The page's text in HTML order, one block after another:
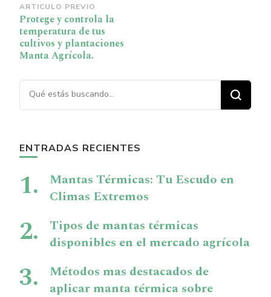
Navegación
de
publicación
ARTICULO PREVIO
Protege y controla la
temperatura de tus
cultivos y plantaciones
Manta Agrícola.
¿Buscas algo?
ENTRADAS RECIENTES
Mantas Térmicas: Tu Escudo en
Climas Extremos
Tipos de mantas térmicas
disponibles en el mercado agrícola
Métodos mas destacados de
aplicar manta térmica sobre